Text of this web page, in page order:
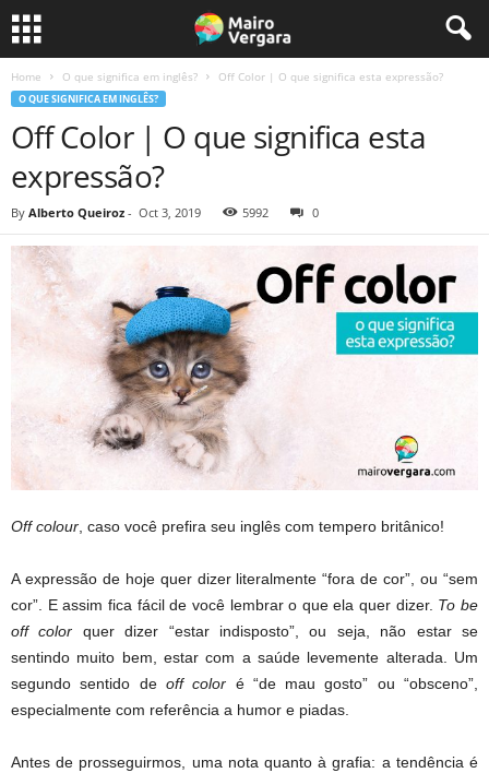
Home O que significa em inglês? Off Color | O que significa esta expressão?
O QUE SIGNIFICA EM INGLÊS?
Off Color | O que significa esta
expressão?
By Alberto Queiroz - Oct 3, 2019 5992 0
Off colour , caso você prefira seu inglês com tempero britânico!
A expressão de hoje quer dizer literalmente “fora de cor”, ou “sem
cor”. E assim fica fácil de você lembrar o que ela quer dizer. To be
off color quer dizer “estar indisposto”, ou seja, não estar se
sentindo muito bem, estar com a saúde levemente alterada. Um
segundo sentido de off color é “de mau gosto” ou “obsceno”,
especialmente com referência a humor e piadas.
Antes de prosseguirmos, uma nota quanto à grafia: a tendência é